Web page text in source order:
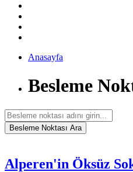
Anasayfa
Besleme
Alperen'in Öksüz